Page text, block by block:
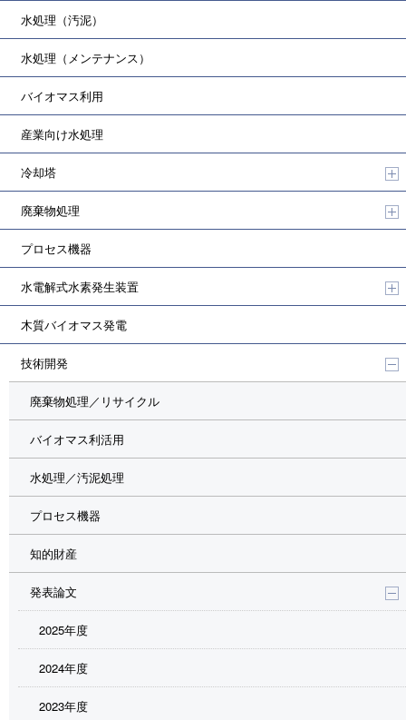
水処理（汚泥）
水処理（メンテナンス）
バイオマス利用
産業向け水処理
冷却塔
廃棄物処理
プロセス機器
水電解式水素発生装置
木質バイオマス発電
技術開発
廃棄物処理／リサイクル
バイオマス利活用
水処理／汚泥処理
プロセス機器
知的財産
発表論文
2025年度
2024年度
2023年度